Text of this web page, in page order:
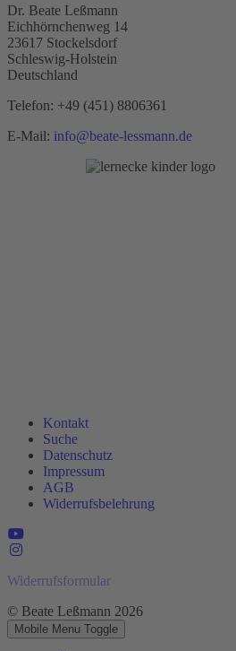
Dr. Beate Leßmann
Eichhörnchenweg 14
23617 Stockelsdorf
Schleswig-Holstein
Deutschland
Telefon: +49 (451) 8806361
E-Mail: info@beate-lessmann.de
Kontakt
Suche
Datenschutz
Impressum
AGB
Widerrufsbelehrung
Widerrufsformular
© Beate Leßmann 2026
Mobile Menu Toggle